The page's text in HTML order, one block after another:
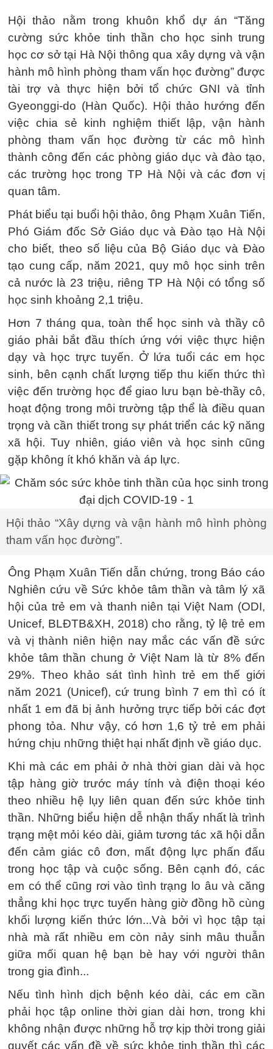
Hội thảo nằm trong khuôn khổ dự án “Tăng
cường sức khỏe tinh thần cho học sinh trung
học cơ sở tại Hà Nội thông qua xây dựng và vận
hành mô hình phòng tham vấn học đường” được
tài trợ và thực hiện bởi tổ chức GNI và tỉnh
Gyeonggi-do (Hàn Quốc). Hội thảo hướng đến
việc chia sẻ kinh nghiệm thiết lập, vận hành
phòng tham vấn học đường từ các mô hình
thành công đến các phòng giáo dục và đào tạo,
các trường học trong TP Hà Nội và các đơn vị
quan tâm.
Phát biểu tại buổi hội thảo, ông Phạm Xuân Tiến,
Phó Giám đốc Sở Giáo dục và Đào tạo Hà Nội
cho biết, theo số liệu của Bộ Giáo dục và Đào
tạo cung cấp, năm 2021, quy mô học sinh trên
cả nước là 23 triệu, riêng TP Hà Nội có tổng số
học sinh khoảng 2,1 triệu.
Hơn 7 tháng qua, toàn thể học sinh và thầy cô
giáo phải bắt đầu thích ứng với việc thực hiện
dạy và học trực tuyến. Ở lứa tuổi các em học
sinh, bên cạnh chất lượng tiếp thu kiến thức thì
việc đến trường học để giao lưu bạn bè-thầy cô,
hoạt động trong môi trường tập thể là điều quan
trọng và cần thiết trong sự phát triển các kỹ năng
xã hội. Tuy nhiên, giáo viên và học sinh cũng
gặp không ít khó khăn và áp lực.
Hội thảo “Xây dựng và vận hành mô hình phòng
tham vấn học đường”.
Ông Phạm Xuân Tiến dẫn chứng, trong Báo cáo
Nghiên cứu về Sức khỏe tâm thần và tâm lý xã
hội của trẻ em và thanh niên tại Việt Nam (ODI,
Unicef, BLĐTB&XH, 2018) cho rằng, tỷ lệ trẻ em
và vị thành niên hiện nay mắc các vấn đề sức
khỏe tâm thần chung ở Việt Nam là từ 8% đến
29%. Theo khảo sát tình hình trẻ em thế giới
năm 2021 (Unicef), cứ trung bình 7 em thì có ít
nhất 1 em đã bị ảnh hưởng trực tiếp bởi các đợt
phong tỏa. Như vậy, có hơn 1,6 tỷ trẻ em phải
hứng chịu những thiệt hại nhất định về giáo dục.
Khi mà các em phải ở nhà thời gian dài và học
tập hàng giờ trước máy tính và điện thoại kéo
theo nhiều hệ lụy liên quan đến sức khỏe tinh
thần. Những biểu hiện dễ nhận thấy nhất là trình
trạng mệt mỏi kéo dài, giảm tương tác xã hội dẫn
đến cảm giác cô đơn, mất động lực phấn đấu
trong học tập và cuộc sống. Bên cạnh đó, các
em có thể cũng rơi vào tình trạng lo âu và căng
thẳng khi học trực tuyến hàng giờ đồng hồ cùng
khối lượng kiến thức lớn...Và bởi vì học tập tại
nhà mà rất nhiều em còn nảy sinh mâu thuẫn
giữa mối quan hệ bạn bè hay với người thân
trong gia đình...
Nếu tình hình dịch bệnh kéo dài, các em cần
phải học tập online thời gian dài hơn, trong khi
không nhận được những hỗ trợ kịp thời trong giải
quyết các vấn đề về sức khỏe tinh thần thì các